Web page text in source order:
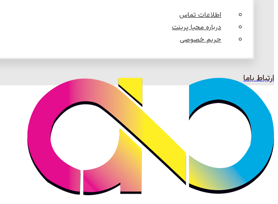
اطلاعات تماس
درباره محیا پرینت
حریم خصوصی
ارتباط باما